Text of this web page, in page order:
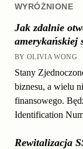
WYRÓŻNIONE
Jak zdalnie
amerykańskiej
BY OLIVIA WONG
Stany
biznesu, a wielu
finansowego.
Identification
Rewitalizacja